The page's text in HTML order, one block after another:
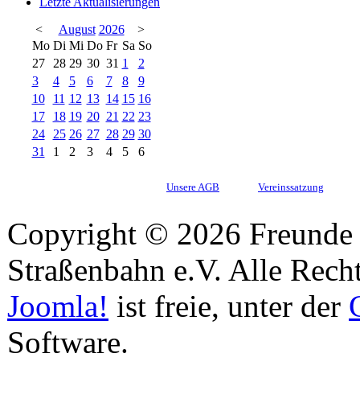
<
August 2026
>
Mo Di Mi Do Fr Sa So
27
28 29 30 31 1
2
3
4 5 6 7 8
9
10
11 12 13 14 15 16
17
18 19 20 21 22 23
24
25 26 27 28 29 30
31
1 2 3 4 5 6
Unsere AGB Vereinssatzung
Copyright © 2026
Straßenbahn e.V. Alle
Joomla! ist freie, unter der
Software.